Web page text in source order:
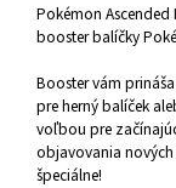
Pokémon Ascended
booster balíčky
Booster vám
pre herný balíček
voľbou pre
objavovania
špeciálne!